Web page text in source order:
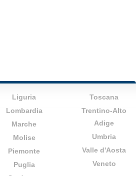
Liguria
Lombardia
Marche
Molise
Piemonte
Puglia
Toscana
Trentino-Alto
Adige
Umbria
Valle d'Aosta
Veneto